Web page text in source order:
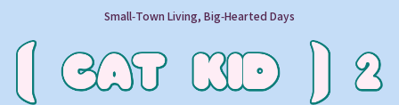
Small‑Town Living, Big‑Hearted Days